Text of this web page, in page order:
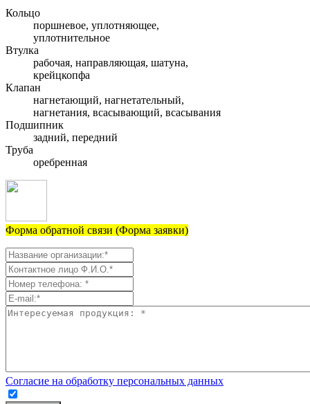
Кольцо
поршневое, уплотняющее,
уплотнительное
Втулка
рабочая, направляющая, шатуна,
крейцкопфа
Клапан
нагнетающий, нагнетательный,
нагнетания, всасывающий, всасывания
Подшипник
задний, передний
Труба
оребренная
Форма обратной связи (Форма заявки)
Согласие на обработку персональных данных